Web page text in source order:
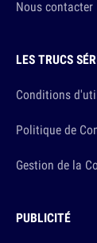
Nous contacter
LES TRUCS
Conditions
Politique de
Gestion de la
PUBLICITÉ